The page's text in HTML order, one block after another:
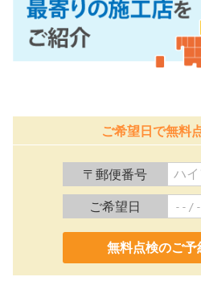
ご希望日で無料
〒郵便番号
ご希望日